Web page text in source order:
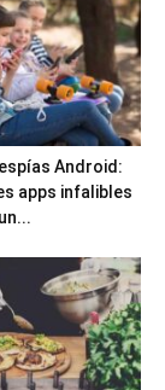
Android:
apps infalibles